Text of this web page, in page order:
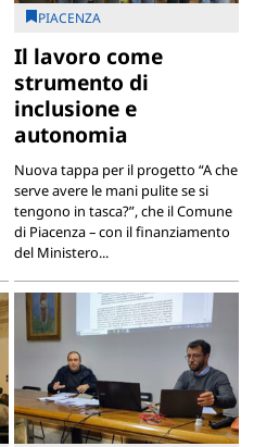
PIACENZA
Il lavoro come
strumento di
inclusione e
autonomia
Nuova tappa per il progetto “A che
serve avere le mani pulite se si
tengono in tasca?”, che il Comune
di Piacenza – con il finanziamento
del Ministero...